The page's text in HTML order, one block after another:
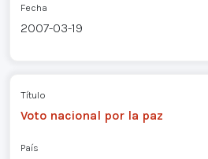
Fecha
2007-03-19
Título
Voto nacional por la paz
País